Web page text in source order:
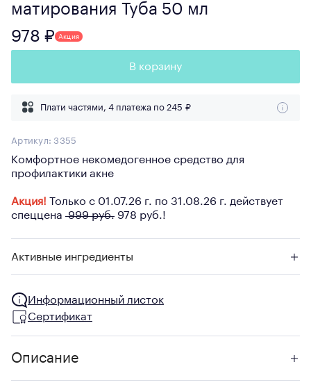
матирования Туба 50 мл
978 ₽
Акция
В корзину
Плати частями, 4 платежа по 245 ₽
Артикул:3355
Комфортное некомедогенное средство для
профилактики акне
Акция! Только с 01.07.26 г. по 31.08.26 г. действует
спеццена 999 руб. 978 руб.!
Активные ингредиенты
Информационный листок
Сертификат
Описание